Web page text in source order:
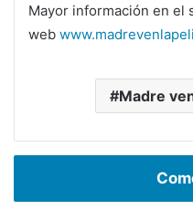
Mayor información en el
web
Madre